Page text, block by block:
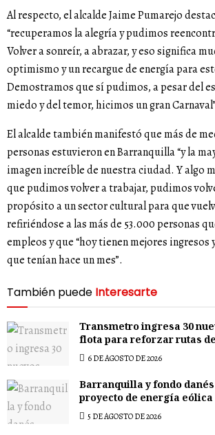
Al respecto, el alcalde Jaime Pumarejo
“recuperamos la alegría y pudimos
Volver a sonreír, a abrazar, y eso significa
optimismo y un recargue de energía para
Demostramos que sí pudimos, a pesar del
miedo y del temor, hicimos un gran
El alcalde también manifestó que más de
personas estuvieron en Barranquilla “y la
imagen increíble de nuestra ciudad. Y algo
que pudimos volver a trabajar, pudimos
propósito a un sector cultural para que
refiriéndose a las más de 53.000 personas
empleos y que “hoy tienen mejores ingresos
que tenían hace un mes”.
También puede Interesarte
Transmetro ingresa 30
flota para reforzar rutas
6 DE AGOSTO DE 2026
Barranquilla y fondo
proyecto de energía
5 DE AGOSTO DE 2026